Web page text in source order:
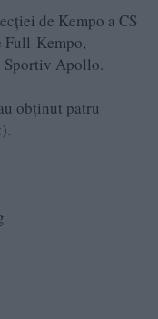
de Kempo a CS
Full-Kempo,
Sportiv Apollo.
obținut patru